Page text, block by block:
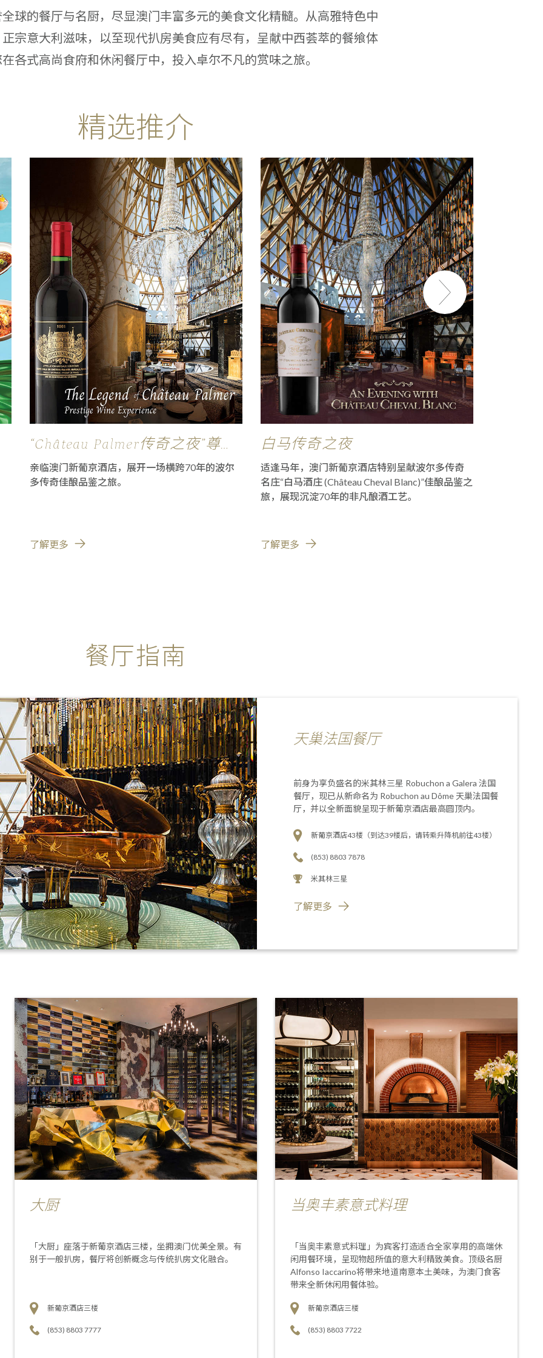
球的餐厅与名厨，尽显澳门丰富多元的美食文化精髓。从高雅特色中
宗意大利滋味，以至现代扒房美食应有尽有，呈献中西荟萃的餐飨体
各式高尚食府和休闲餐厅中，投入卓尔不凡的赏味之旅。
精选推介
“Château Palmer传奇之夜”尊尚
品鉴飨宴
亲临澳门新葡京酒店，展开一场横跨70年的波尔
多传奇佳酿品鉴之旅。
了解更多
白马传奇之夜
适逢马年，澳门新葡京酒店特别呈献波尔多传奇
名庄“白马酒庄 (Château Cheval Blanc)”佳酿品鉴之
旅，展现沉淀70年的非凡酿酒工艺。
了解更多
餐厅指南
天巢法国餐厅
前身为享负盛名的米其林三星 Robuchon a Galera 法国
餐厅，现已从新命名为 Robuchon au Dôme 天巢法国餐
厅，并以全新面貌呈现于新葡京酒店最高圆顶内。
新葡京酒店43楼（到达39楼后，请转乘升降机前往43楼）
(853) 8803 7878
米其林三星
了解更多
大厨
「大厨」座落于新葡京酒店三楼，坐拥澳门优美全景。有
别于一般扒房，餐厅将创新概念与传统扒房文化融合。
新葡京酒店三楼
(853) 8803 7777
当奥丰素意式料理
「当奥丰素意式料理」为宾客打造适合全家享用的高端休
闲用餐环境，呈现物超所值的意大利精致美食。顶级名厨
Alfonso Iaccarino将带来地道南意本土美味，为澳门食客
带来全新休闲用餐体验。
新葡京酒店三楼
(853) 8803 7722